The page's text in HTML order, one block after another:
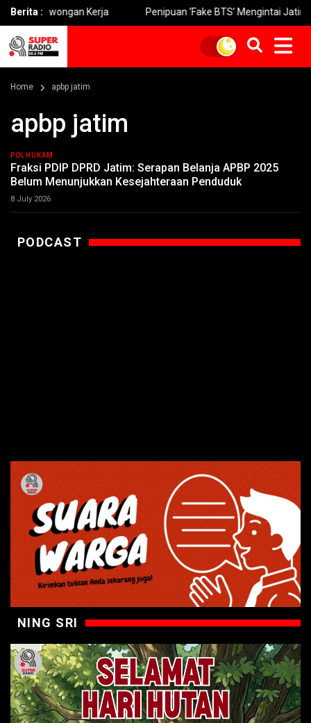
Berita :
Lowongan Kerja Penipuan ‘Fake BTS’ Mengintai Jatim
Home apbp jatim
apbp jatim
POLHUKAM
Fraksi PDIP DPRD Jatim: Serapan Belanja APBP 2025
Belum Menunjukkan Kesejahteraan Penduduk
8 July 2026
PODCAST
NING SRI